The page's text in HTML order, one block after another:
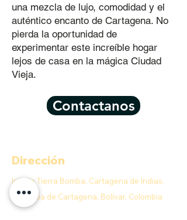
una mezcla de lujo, comodidad y el
auténtico encanto de Cartagena. No
pierda la oportunidad de
experimentar este increíble hogar
lejos de casa en la mágica Ciudad
Vieja.
Contactanos
Dirección
Isla de Tierra Bomba, Cartagena de Indias,
Provincia de Cartagena, Bolívar, Colombia